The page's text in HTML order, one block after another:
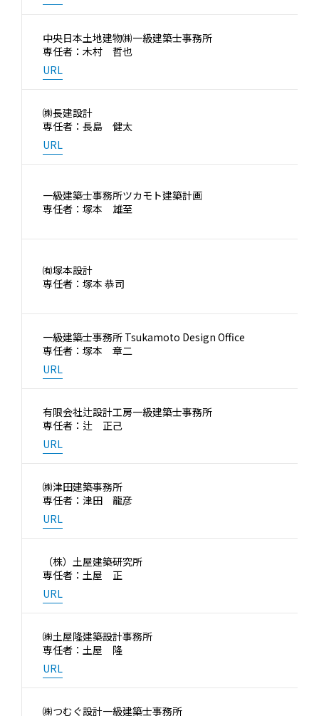
中央日本土地建物㈱一級建築士事務所
専任者：木村 哲也
URL
㈱長建設計
専任者：長島 健太
URL
一級建築士事務所ツカモト建築計画
専任者：塚本 雄至
㈲塚本設計
専任者：塚本 恭司
一級建築士事務所 Tsukamoto Design Office
専任者：塚本 章二
URL
有限会社辻設計工房一級建築士事務所
専任者：辻 正己
URL
㈱津田建築事務所
専任者：津田 龍彦
URL
（株）土屋建築研究所
専任者：土屋 正
URL
㈱土屋隆建築設計事務所
専任者：土屋 隆
URL
㈱つむぐ設計一級建築士事務所